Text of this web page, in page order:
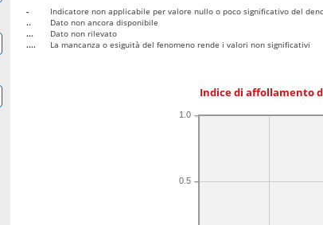
-
Indicatore non applicabile per valore nullo o poco significativo del
..
Dato non ancora disponibile
...
Dato non rilevato
....
La mancanza o esiguità del fenomeno rende i valori non significativi
Indice di affollamento
0.5
1.0